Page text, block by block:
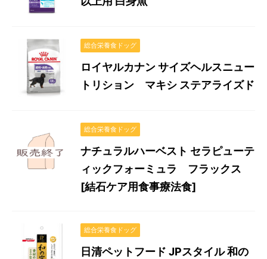
総合栄養食ドッグ
ロイヤルカナン サイズヘルスニュー
トリション マキシ ステアライズド
総合栄養食ドッグ
ナチュラルハーベスト セラピューテ
ィックフォーミュラ フラックス
[結石ケア用食事療法食]
総合栄養食ドッグ
日清ペットフード JPスタイル 和の